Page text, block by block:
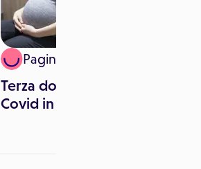
Paginemediche
Terza dose di vaccino anti-
Covid in gravidanza